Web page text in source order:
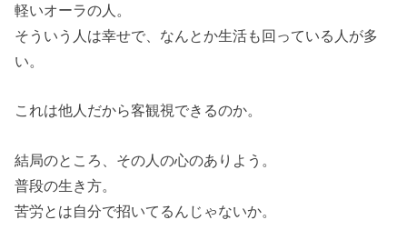
軽いオーラの人。
そういう人は幸せで、なんとか生活も回っている人が多
い。
これは他人だから客観視できるのか。
結局のところ、その人の心のありよう。
普段の生き方。
苦労とは自分で招いてるんじゃないか。